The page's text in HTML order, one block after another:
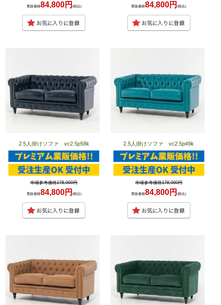
業販価格84,800円 (税込) 業販価格84,800円(税込)
2.5人掛けソファ vc2.5p58k
市場参考価格178,000円
業販価格84,800円 (税込)
2.5人掛けソファ vc2.5p49k
市場参考価格178,000円
業販価格84,800円(税込)